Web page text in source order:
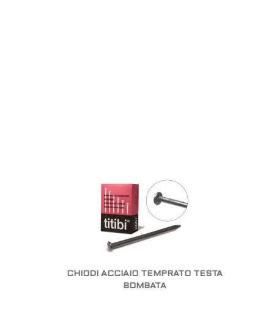
CHIODI ACCIAIO TEMPRATO TESTA
BOMBATA